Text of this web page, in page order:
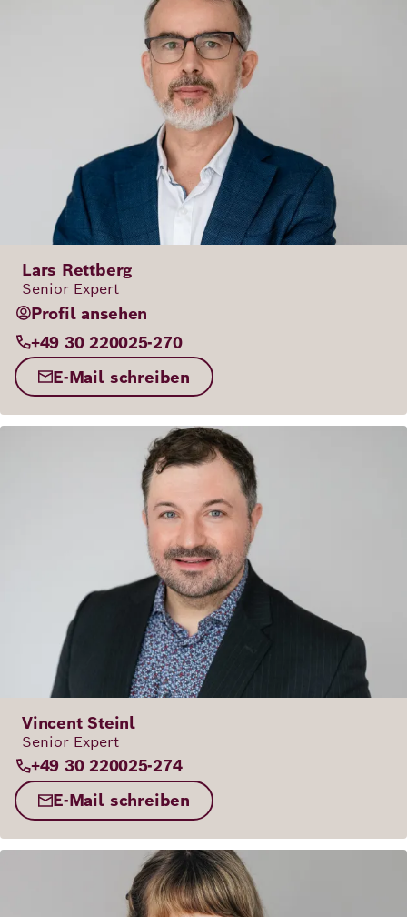
Lars Rettberg
Senior Expert
Profil ansehen
+49 30 220025-270
E-Mail schreiben
Vincent Steinl
Senior Expert
+49 30 220025-274
E-Mail schreiben